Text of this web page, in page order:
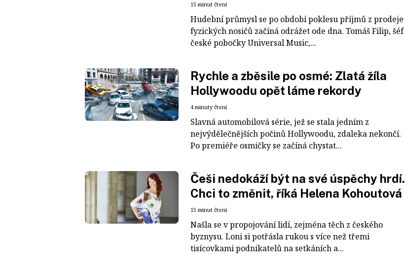
15 minut čtení
Hudební průmysl se po období poklesu příjmů z prodeje
fyzických nosičů začíná odrážet ode dna. Tomáš Filip, šéf
české pobočky Universal Music,...
Rychle a zběsile po osmé: Zlatá žíla
Hollywoodu opět láme rekordy
4 minuty čtení
Slavná automobilová série, jež se stala jedním z
nejvýdělečnějších počinů Hollywoodu, zdaleka nekončí.
Po premiéře osmičky se začíná chystat...
Češi nedokáží být na své úspěchy hrdí.
Chci to změnit, říká Helena Kohoutová
15 minut čtení
Našla se v propojování lidí, zejména těch z českého
byznysu. Loni si potřásla rukou s více než třemi
tisícovkami podnikatelů na setkáních a...